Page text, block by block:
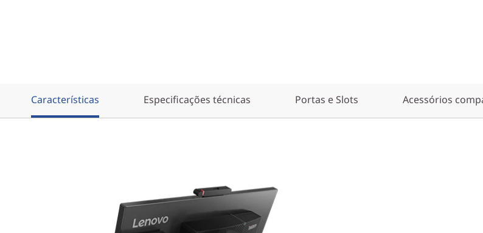
Características Especificações técnicas Portas e Slots Acessórios